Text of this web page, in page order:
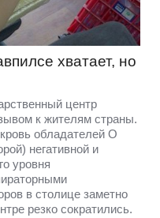
хватает, но
центр
к жителям страны.
обладателей O
негативной и
уровня
в столице заметно
резко сократились.